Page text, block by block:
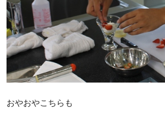
おやおやこちらも